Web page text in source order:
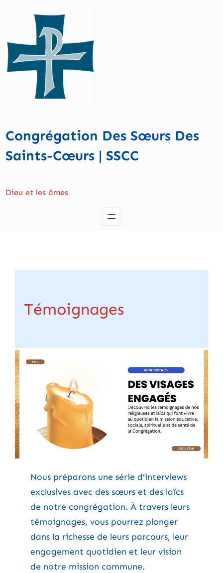
Congrégation Des Sœurs Des
Saints-Cœurs | SSCC
Dieu et les âmes
Témoignages
Nous préparons une série d’interviews
exclusives avec des sœurs et des laïcs
de notre congrégation. À travers leurs
témoignages, vous pourrez plonger
dans la richesse de leurs parcours, leur
engagement quotidien et leur vision
de notre mission commune.